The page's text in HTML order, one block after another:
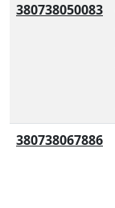
380738050083
380738067886